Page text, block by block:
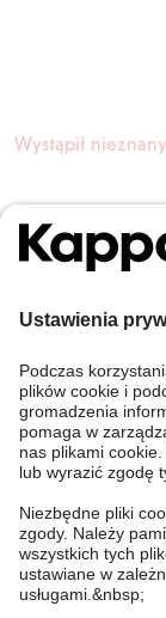
Wystąpił